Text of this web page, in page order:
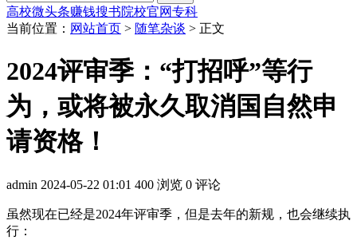
高校微头条赚钱搜书院校官网专科
当前位置： 网站首页 > 随笔杂谈 > 正文
2024评审季：“打招呼”等行
为，或将被永久取消国自然申
请资格！
admin 2024-05-22 01:01 400 浏览 0 评论
虽然现在已经是2024年评审季，但是去年的新规，也会继续执
行：